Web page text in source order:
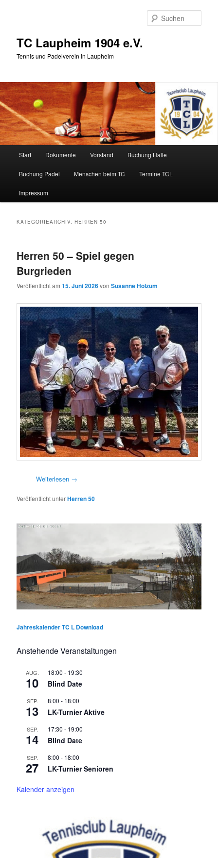
TC Laupheim 1904 e.V.
Tennis und Padelverein in Laupheim
Start Dokumente Vorstand Buchung Halle
Buchung Padel Menschen beim TC Termine TCL
Impressum
KATEGORIEARCHIV:HERREN 50
Herren 50 – Spiel gegen
Burgrieden
Veröffentlicht am15. Juni 2026vonSusanne Holzum
Weiterlesen →
Veröffentlicht unterHerren 50
Jahreskalender TC L Download
Anstehende Veranstaltungen
AUG.
10
18:00 - 19:30
Blind Date
SEP.
13
8:00 - 18:00
LK-Turnier Aktive
SEP.
14
17:30 - 19:00
Blind Date
SEP.
27
8:00 - 18:00
LK-Turnier Senioren
Kalender anzeigen